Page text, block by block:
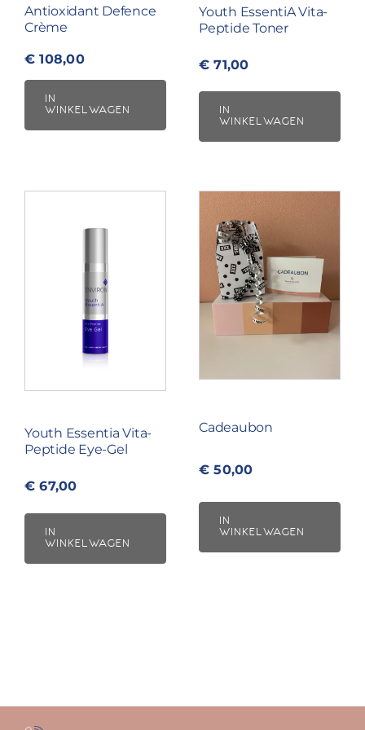
Antioxidant Defence
Crème
€ 108,00
IN
WINKELWAGEN
Youth EssentiA Vita-
Peptide Toner
€ 71,00
IN
WINKELWAGEN
Youth Essentia Vita-
Peptide Eye-Gel
€ 67,00
IN
WINKELWAGEN
Cadeaubon
€ 50,00
IN
WINKELWAGEN